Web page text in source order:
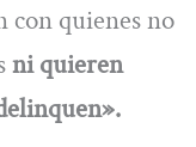
con quienes no
ni quieren